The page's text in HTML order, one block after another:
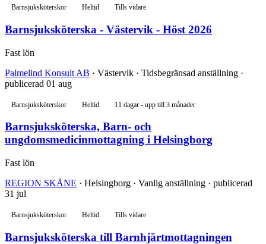
Barnsjuksköterskor Heltid Tills vidare
Barnsjuksköterska - Västervik - Höst 2026
Fast lön
Palmelind Konsult AB · Västervik · Tidsbegränsad anställning ·
publicerad 01 aug
Barnsjuksköterskor Heltid 11 dagar - upp till 3 månader
Barnsjuksköterska, Barn- och
ungdomsmedicinmottagning i Helsingborg
Fast lön
REGION SKÅNE · Helsingborg · Vanlig anställning · publicerad
31 jul
Barnsjuksköterskor Heltid Tills vidare
Barnsjuksköterska till Barnhjärtmottagningen